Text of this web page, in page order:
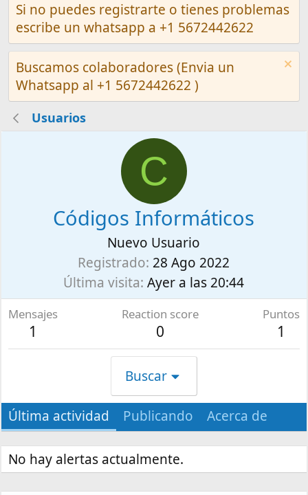
Si no puedes registrarte o tienes problemas
escribe un whatsapp a +1 5672442622
Buscamos colaboradores (Envia un
Whatsapp al +1 5672442622 )
Usuarios
C
Códigos Informáticos
Nuevo Usuario
Registrado 28 Ago 2022
Última visita Ayer a las 20:44
Mensajes
1
Reaction score
0
Puntos
1
Buscar
Última actividad Publicando Acerca de
No hay alertas actualmente.